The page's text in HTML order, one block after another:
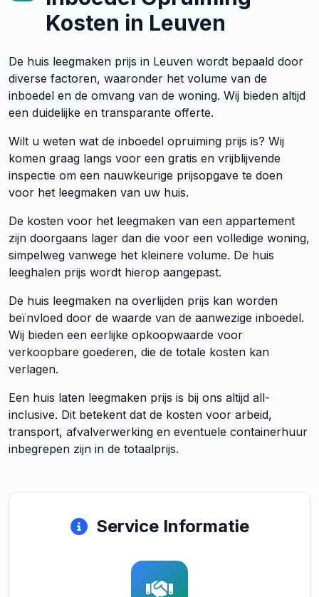
Kosten in Leuven
De huis leegmaken prijs in Leuven wordt bepaald door
diverse factoren, waaronder het volume van de
inboedel en de omvang van de woning. Wij bieden altijd
een duidelijke en transparante offerte.
Wilt u weten wat de inboedel opruiming prijs is? Wij
komen graag langs voor een gratis en vrijblijvende
inspectie om een nauwkeurige prijsopgave te doen
voor het leegmaken van uw huis.
De kosten voor het leegmaken van een appartement
zijn doorgaans lager dan die voor een volledige woning,
simpelweg vanwege het kleinere volume. De huis
leeghalen prijs wordt hierop aangepast.
De huis leegmaken na overlijden prijs kan worden
beïnvloed door de waarde van de aanwezige inboedel.
Wij bieden een eerlijke opkoopwaarde voor
verkoopbare goederen, die de totale kosten kan
verlagen.
Een huis laten leegmaken prijs is bij ons altijd all-
inclusive. Dit betekent dat de kosten voor arbeid,
transport, afvalverwerking en eventuele containerhuur
inbegrepen zijn in de totaalprijs.
Service Informatie